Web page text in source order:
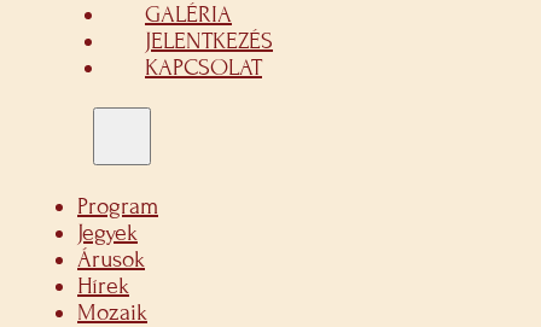
GALÉRIA
JELENTKEZÉS
KAPCSOLAT
Program
Jegyek
Árusok
Hírek
Mozaik